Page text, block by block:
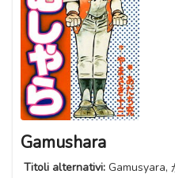
Gamushara
Titoli alternativi: Gamusyara,